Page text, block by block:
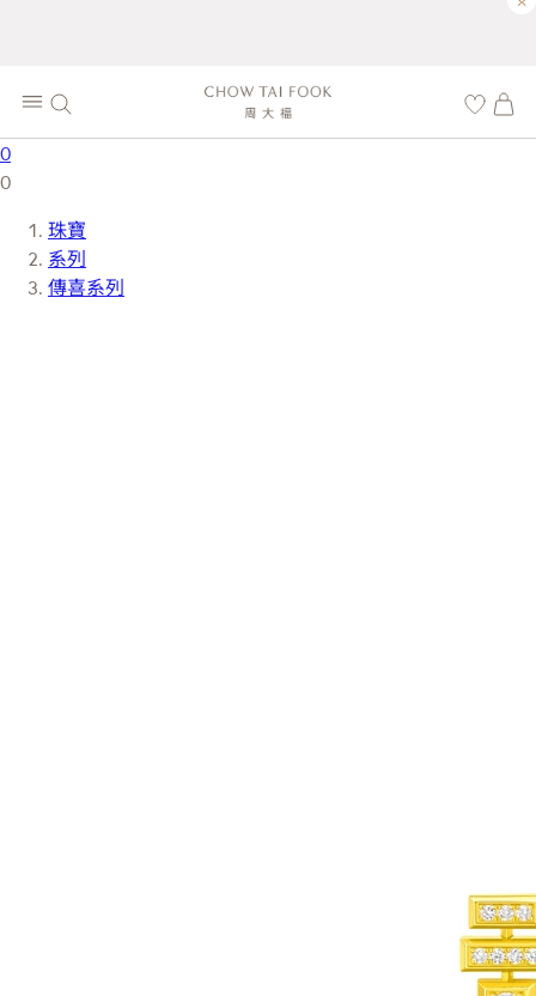
0
0
珠寶
系列
傳喜系列